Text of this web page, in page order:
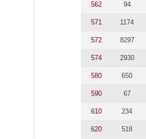
562 94
571 1174
572 8297
574 2930
580 650
590 67
610 234
620 518